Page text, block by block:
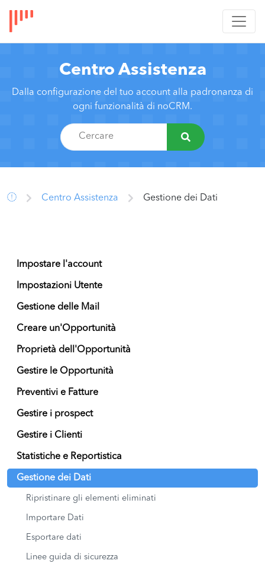
Centro Assistenza
Dalla configurazione del tuo account alla padronanza di
ogni funzionalità di noCRM.
Centro Assistenza Gestione dei Dati
Impostare l'account
Impostazioni Utente
Gestione delle Mail
Creare un'Opportunità
Proprietà dell'Opportunità
Gestire le Opportunità
Preventivi e Fatture
Gestire i prospect
Gestire i Clienti
Statistiche e Reportistica
Gestione dei Dati
Ripristinare gli elementi eliminati
Importare Dati
Esportare dati
Linee guida di sicurezza